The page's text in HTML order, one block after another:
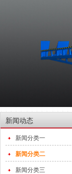
新闻动态
新闻分类一
新闻分类二
新闻分类三